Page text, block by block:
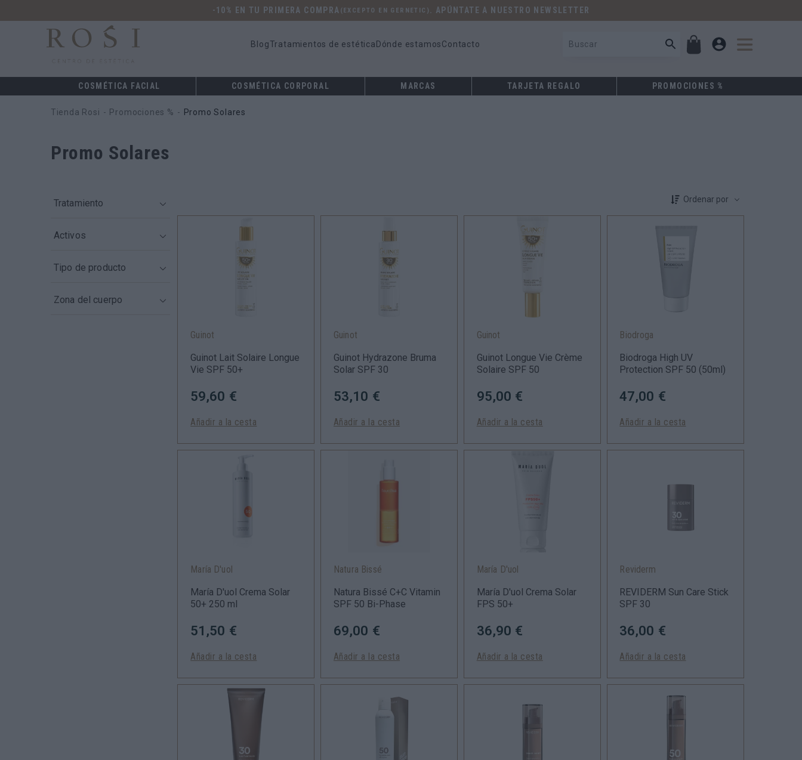
-10% EN TU PRIMERA COMPRA (EXCEPTO EN GERNETIC) . APÚNTATE A NUESTRO NEWSLETTER
BlogTratamientos de estética Dónde estamosContacto
COSMÉTICA FACIAL COSMÉTICA CORPORAL MARCAS TARJETA REGALO PROMOCIONES %
Tienda Rosi Promociones % Promo Solares
Promo Solares
Tratamiento
Despigmentante /
Hidratante 1
Activos
Vitamina C 3
Tipo de producto
Zona del cuerpo
Ordenar por
Guinot
Guinot Lait Solaire Longue
Vie SPF 50+
Añadir a la cesta
Guinot
Guinot Hydrazone Bruma
Solar SPF 30
Añadir a la cesta
Guinot
Guinot Longue Vie Crème
Solaire SPF 50
Añadir a la cesta
Biodroga
Biodroga High UV
Protection SPF 50 (50ml)
Añadir a la cesta
María D'uol
María D'uol Crema Solar
50+ 250 ml
Añadir a la cesta
Natura Bissé
Natura Bissé C+C Vitamin
SPF 50 Bi-Phase
Añadir a la cesta
María D'uol
María D'uol Crema Solar
FPS 50+
Añadir a la cesta
Reviderm
REVIDERM Sun Care Stick
SPF 30
Añadir a la cesta